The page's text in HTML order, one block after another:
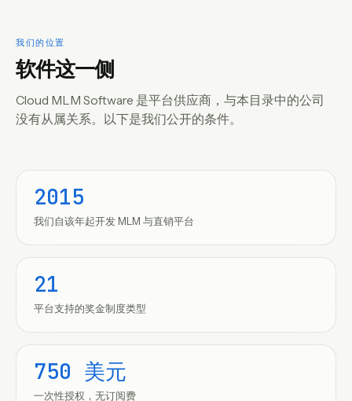
我们的位置
软件这一侧
Cloud MLM Software 是平台供应商，与本目录中的公司
没有从属关系。以下是我们公开的条件。
2015
我们自该年起开发 MLM 与直销平台
21
平台支持的奖金制度类型
750 美元
一次性授权，无订阅费